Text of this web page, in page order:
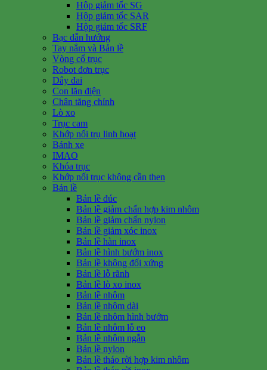
Hộp giảm tốc SG
Hộp giảm tốc SAR
Hộp giảm tốc SRF
Bạc dẫn hướng
Tay nắm và Bản lề
Vòng cổ trục
Robot đơn trục
Dây đai
Con lăn điện
Chân tăng chỉnh
Lò xo
Trục cam
Khớp nối trụ linh hoạt
Bánh xe
IMAO
Khóa trục
Khớp nối trục không cần then
Bản lề
Bản lề đúc
Bản lề giảm chấn hợp kim nhôm
Bản lề giảm chấn nylon
Bản lề giảm xóc inox
Bản lề hàn inox
Bản lề hình bướm inox
Bản lề không đối xứng
Bản lề lỗ rãnh
Bản lề lò xo inox
Bản lề nhôm
Bản lề nhôm dài
Bản lề nhôm hình bướm
Bản lề nhôm lỗ eo
Bản lề nhôm ngắn
Bản lề nylon
Bản lề tháo rời hợp kim nhôm